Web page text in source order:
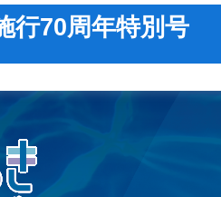
行70周年特別号